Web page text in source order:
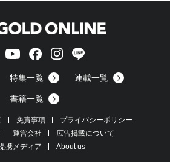
特集一覧 連載一覧
書籍一覧
免責事項
プライバシーポリシー
運営会社
広告掲載について
携メディア
About us